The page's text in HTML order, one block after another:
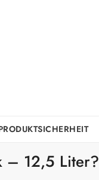
– 12,5 Liter?